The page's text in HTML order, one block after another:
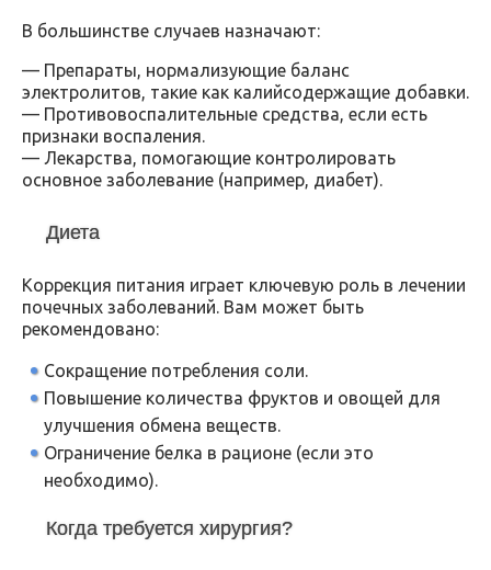
В большинстве случаев назначают:
— Препараты, нормализующие баланс
электролитов, такие как калийсодержащие добавки.
— Противовоспалительные средства, если есть
признаки воспаления.
— Лекарства, помогающие контролировать
основное заболевание (например, диабет).
Диета
Коррекция питания играет ключевую роль в лечении
почечных заболеваний. Вам может быть
рекомендовано:
Сокращение потребления соли.
Повышение количества фруктов и овощей для
улучшения обмена веществ.
Ограничение белка в рационе (если это
необходимо).
Когда требуется хирургия?